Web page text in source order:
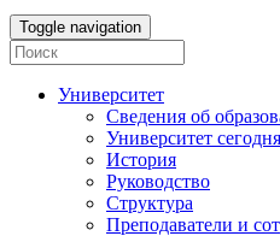
Toggle navigation
Университет
Сведения об
Университет сегодня
История
Руководство
Структура
Преподаватели и